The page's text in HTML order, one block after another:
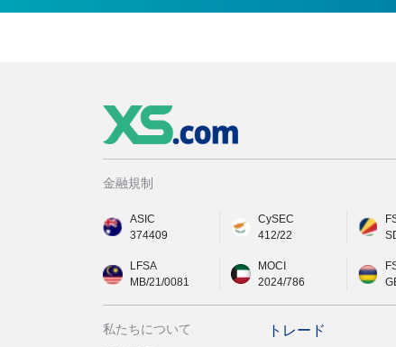
金融規制
ASIC
374409
CySEC
412/22
LFSA
MB/21/0081
MOCI
2024/786
私たちについて
トレード